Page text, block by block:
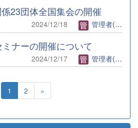
23団体全国集会の開催
2024/12/18 管理者(全事研)
ナーの開催について
2024/12/17 管理者(全事研)
1 2 »